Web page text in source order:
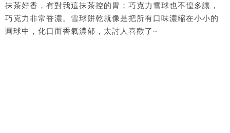
抹茶好香，有對我這抹茶控的胃；巧克力雪球也不惶多讓，
巧克力非常香濃。雪球餅乾就像是把所有口味濃縮在小小的
圓球中，化口而香氣濃郁，太討人喜歡了~